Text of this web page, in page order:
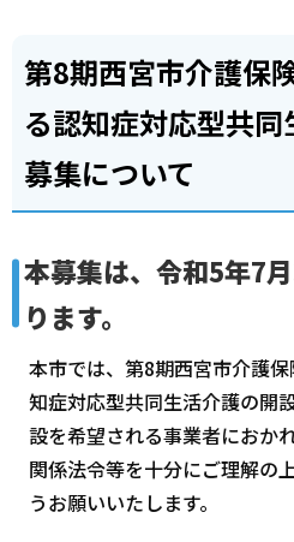
第8期西宮市介護保
る認知症対応型共
募集について
本募集は、令和5年7
ります。
本市では、第8期西宮市介護
知症対応型共同生活介護の開
設を希望される事業者におか
関係法令等を十分にご理解の
うお願いいたします。